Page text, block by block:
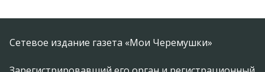
Сетевое издание газета «Мои Черемушки»